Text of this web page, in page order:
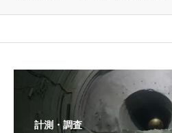
計測・調査